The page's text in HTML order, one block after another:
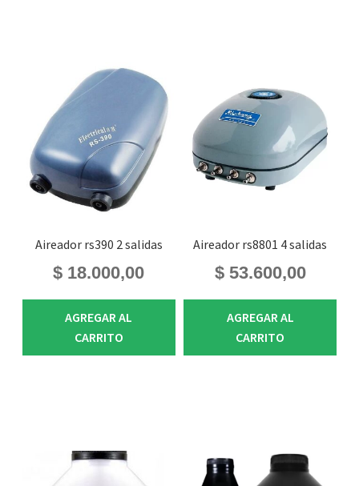
Aireador rs390 2 salidas
$ 18.000,00
AGREGAR AL
CARRITO
Aireador rs8801 4 salidas
$53.600,00
AGREGAR AL
CARRITO